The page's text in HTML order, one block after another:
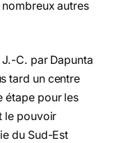
autres
C. par Dapunta
tard un centre
étape pour les
le pouvoir
du Sud-Est